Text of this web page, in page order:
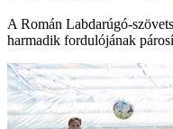
A Román Labdarúgó-
harmadik fordulójának